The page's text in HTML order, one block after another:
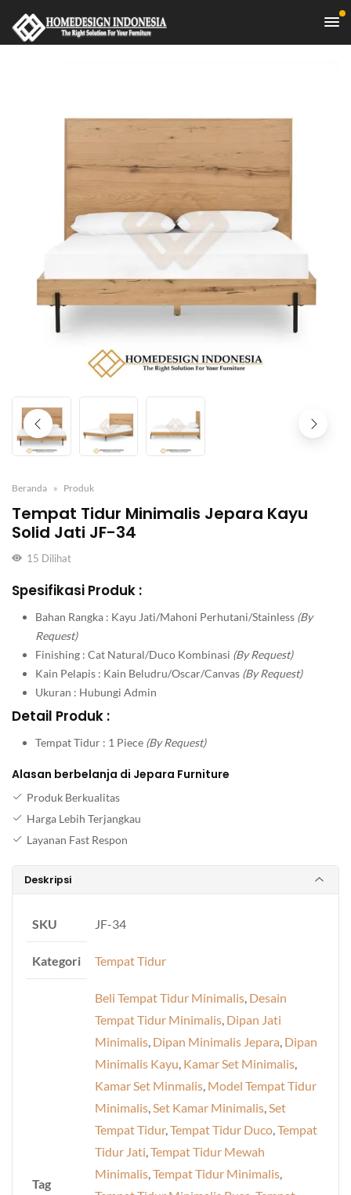
Beranda Produk
Tempat Tidur Minimalis Jepara Kayu
Solid Jati JF-34
15 Dilihat
Spesifikasi Produk :
Bahan Rangka : Kayu Jati/Mahoni Perhutani/Stainless (By
Request)
Finishing : Cat Natural/Duco Kombinasi (By Request)
Kain Pelapis : Kain Beludru/Oscar/Canvas (By Request)
Ukuran : Hubungi Admin
Detail Produk :
Tempat Tidur : 1 Piece (By Request)
Alasan berbelanja di Jepara Furniture
Produk Berkualitas
Harga Lebih Terjangkau
Layanan Fast Respon
Deskripsi
SKU JF-34
Kategori Tempat Tidur
Tag
Beli Tempat Tidur Minimalis Desain
Tempat Tidur Minimalis Dipan Jati
Minimalis Dipan Minimalis Jepara Dipan
Minimalis Kayu Kamar Set Minimalis
Kamar Set Minmalis Model Tempat Tidur
Minimalis Set Kamar Minimalis Set
Tempat Tidur, Tempat Tidur Duco Tempat
Tidur Jati Tempat Tidur Mewah
Minimalis Tempat Tidur Minimalis